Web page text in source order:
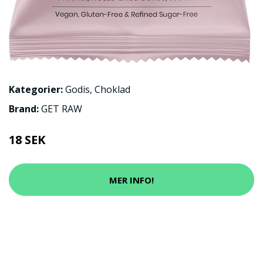
Kategorier:Godis, Choklad
Brand:GET RAW
18 SEK
MER INFO!